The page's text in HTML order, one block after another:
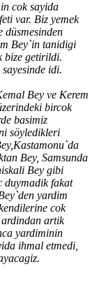
cok sayida
var. Biz yemek
düsmesinden
Bey`in tanidigi
bize getirildi.
idi.
Bey ve Kerem
bircok
basimiz
söyledikleri
Bey, Samsunda
Bey gibi
duymadik fakat
yardim
cok
artik
yardiminin
ihmal etmedi,